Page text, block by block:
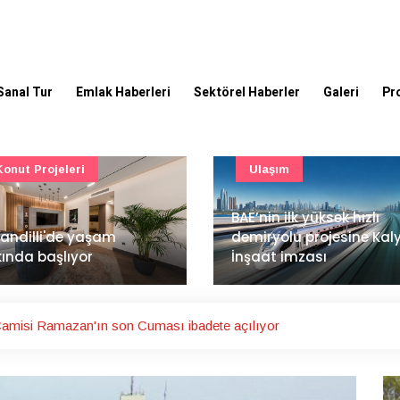
Tur Emlak Haberleri Sektörel Haberler Galeri
ilk yüksek hızlı
projesine Kalyon
imzası
Mimarlık ve mühendislik
projeleri e-PYS ile dijital
ortama taşınacak
Güncel
Ramazan'ın son Cuması ibadete açılıyor